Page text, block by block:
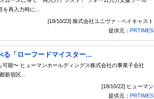
再入力時に...
[18/10/23] 株式会社ユニヴァ・ペイキャスト
提供元： PRTIMES
「ローフードマイスター...
能〜 ヒューマンホールディングス株式会社の事業子会社
新宿区...
[18/10/22] ヒューマン
提供元： PRTIMES